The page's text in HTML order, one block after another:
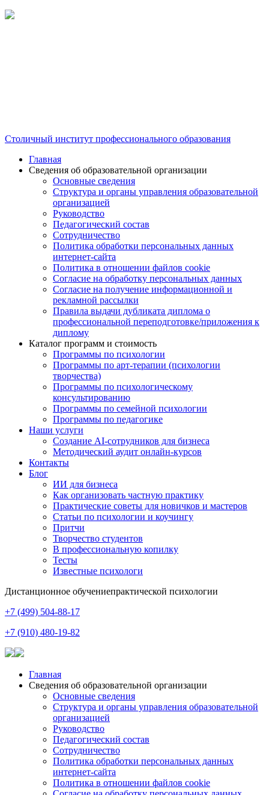
Столичный институт профессионального образования
Главная
Сведения об образовательной организации
Основные сведения
Структура и органы управления образовательной
организацией
Руководство
Педагогический состав
Сотрудничество
Политика обработки персональных данных
интернет-сайта
Политика в отношении файлов cookie
Согласие на обработку персональных данных
Согласие на получение информационной и
рекламной рассылки
Правила выдачи дубликата диплома о
профессиональной переподготовке/приложения к
диплому
Каталог программ и стоимость
Программы по психологии
Программы по арт-терапии (психологии
творчества)
Программы по психологическому
консультированию
Программы по семейной психологии
Программы по педагогике
Наши услуги
Создание AI-сотрудников для бизнеса
Методический аудит онлайн-курсов
Контакты
Блог
ИИ для бизнеса
Как организовать частную практику
Практические советы для новичков и мастеров
Статьи по психологии и коучингу
Притчи
Творчество студентов
В профессиональную копилку
Тесты
Известные психологи
Дистанционное обучениепрактической психологии
+7 (499) 504-88-17
+7 (910) 480-19-82
Главная
Сведения об образовательной организации
Основные сведения
Структура и органы управления образовательной
организацией
Руководство
Педагогический состав
Сотрудничество
Политика обработки персональных данных
интернет-сайта
Политика в отношении файлов cookie